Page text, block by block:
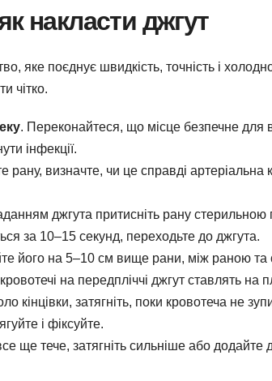
накласти джгут
яке поєднує швидкість, точність і
чітко.
. Переконайтеся, що місце безпечне для
інфекції.
рану, визначте, чи це справді
джгута притисніть рану стерильною
за 10–15 секунд, переходьте до джгута.
його на 5–10 см вище рани, між раною та
на передпліччі джгут ставлять на
кінцівки, затягніть, поки кровотеча не
і фіксуйте.
ще тече, затягніть сильніше або додайте